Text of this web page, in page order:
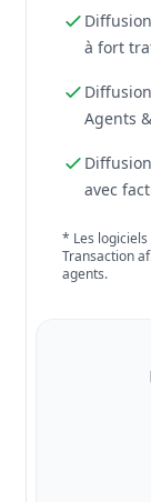
à fort
Agents
avec
* Les
Transaction
agents.